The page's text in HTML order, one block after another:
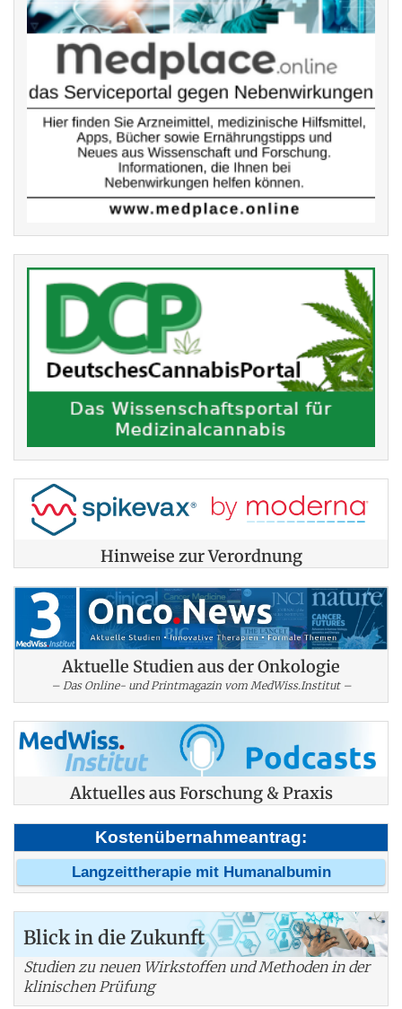
Hinweise zur Verordnung
Aktuelle Studien aus der Onkologie
– Das Online- und Printmagazin vom MedWiss.Institut –
Aktuelles aus Forschung & Praxis
Kostenübernahmeantrag:
Langzeittherapie mit Humanalbumin
Blick in die Zukunft
Studien zu neuen Wirkstoffen und Methoden in der
klinischen Prüfung